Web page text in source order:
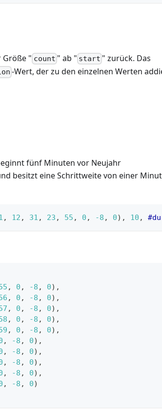
Größe " count " ab " start " zurück. Das
-Wert, der zu den einzelnen Werten
fünf Minuten vor Neujahr
besitzt eine Schrittweite von einer
, 12 , 31 , 23 , 55 , 0 , -8 , 0) , 10 ,
, 0 , -8 , 0) ,
, 0 , -8 , 0) ,
, 0 , -8 , 0) ,
, 0 , -8 , 0) ,
, 0 , -8 , 0) ,
, -8 , 0) ,
, -8 , 0) ,
, -8 , 0) ,
, -8 , 0) ,
, -8 , 0)